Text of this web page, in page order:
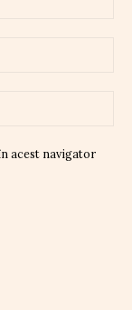
acest navigator